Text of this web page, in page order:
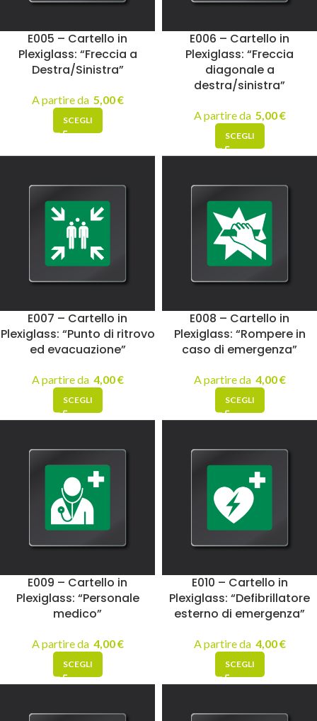
E005 – Cartello in
Plexiglass: “Freccia a
Destra/Sinistra”
A partire da 5,00€
SCEGLI
E006 – Cartello in
Plexiglass: “Freccia
diagonale a
destra/sinistra”
A partire da 5,00€
SCEGLI
E007 – Cartello in
Plexiglass: “Punto di ritrovo
ed evacuazione”
A partire da 4,00€
SCEGLI
E008 – Cartello in
Plexiglass: “Rompere in
caso di emergenza”
A partire da 4,00€
SCEGLI
E009 – Cartello in
Plexiglass: “Personale
medico”
A partire da 4,00€
SCEGLI
E010 – Cartello in
Plexiglass: “Defibrillatore
esterno di emergenza”
A partire da 4,00€
SCEGLI